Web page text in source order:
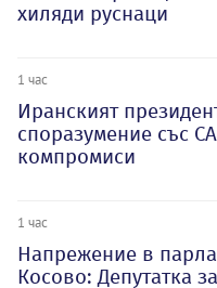
хиляди руснаци
1 час
Иранският
споразумение със
компромиси
1 час
Напрежение в
Косово: Депутатка